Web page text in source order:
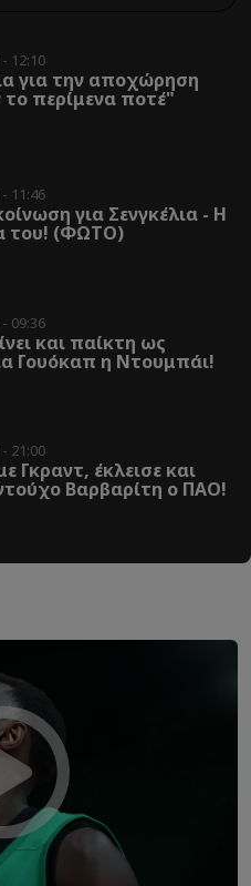
12:10
για την αποχώρηση
περίμενα ποτέ"
11:46
για Σενγκέλια - Η
του! (ΦΩΤΟ)
09:36
και παίκτη ως
Γουόκαπ η Ντουμπάι!
21:00
Γκραντ, έκλεισε και
Βαρβαρίτη ο ΠΑΟ!